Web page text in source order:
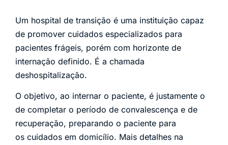
Um hospital de transição é uma instituição capaz
de promover cuidados especializados para
pacientes frágeis, porém com horizonte de
internação definido. É a chamada
deshospitalização.
O objetivo, ao internar o paciente, é justamente o
de completar o período de convalescença e de
recuperação, preparando o paciente para
os cuidados em domicílio. Mais detalhes na